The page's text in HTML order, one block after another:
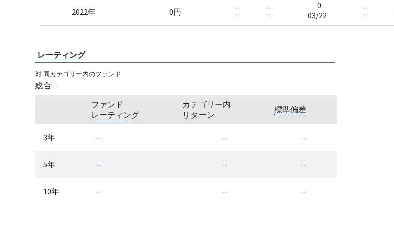
2022年 0円 --
--
--
--
0
03/22
--
--
レーティング
対 同カテゴリー内のファンド
総合 --
ファンド
レーティング
カテゴリー内
リターン
標準偏差
3年 -- -- --
5年 -- -- --
10年 -- -- --